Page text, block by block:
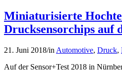
Miniaturisierte
Drucksensorchips auf
21. Juni 2018/in Automotive, Druck,
Auf der Sensor+Test 2018 in